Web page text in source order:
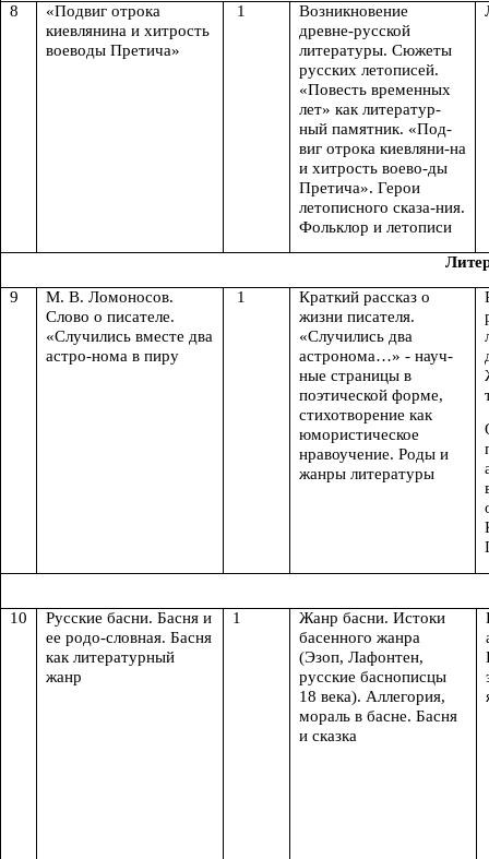
8
«Подвиг отрока
киевлянина и хитрость
воеводы Претича»
1
Возникновение
древне-русской
литературы. Сюжеты
русских летописей.
«Повесть временных
лет» как литератур-
ный памятник. «Под-
виг отрока киевляни-на
и хитрость воево-ды
Претича». Герои
летописного сказа-ния.
Фольклор и летописи
9
М. В. Ломоносов.
Слово о писателе.
«Случились вместе два
астро-нома в пиру
1
Краткий рассказ о
жизни писателя.
«Случились два
астронома…» - науч-
ные страницы в
поэтической форме,
стихотворение как
юмористическое
нравоучение. Роды и
жанры литературы
10
Русские басни. Басня и
ее родо-словная. Басня
как литературный
жанр
1
Жанр басни. Истоки
басенного жанра
(Эзоп, Лафонтен,
русские баснописцы
18 века). Аллегория,
мораль в басне. Басня
и сказка